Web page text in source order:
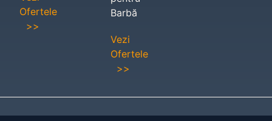
Ofertele
>>
Barbă
Vezi
Ofertele
>>